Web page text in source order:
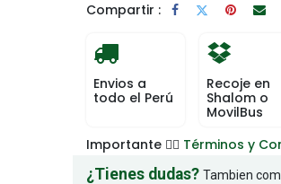
Compartir :
Envios a
todo el Perú
Recoje en
Shalom o
MovilBus
Importante 👉🏻 Términos y
¿Tienes dudas? Tambien